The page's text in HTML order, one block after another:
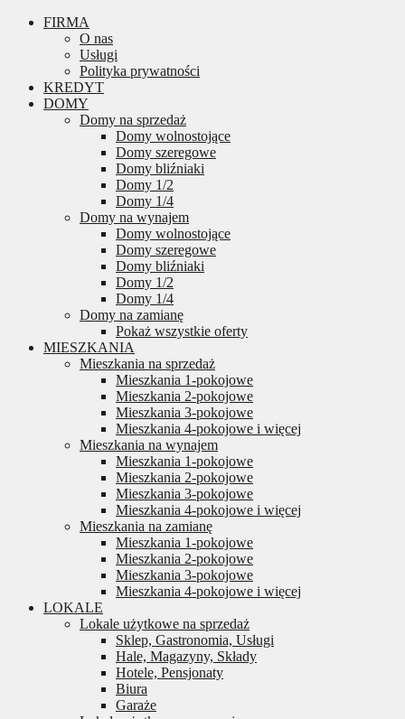
FIRMA
O nas
Usługi
Polityka prywatności
KREDYT
DOMY
Domy na sprzedaż
Domy wolnostojące
Domy szeregowe
Domy bliźniaki
Domy 1/2
Domy 1/4
Domy na wynajem
Domy wolnostojące
Domy szeregowe
Domy bliźniaki
Domy 1/2
Domy 1/4
Domy na zamianę
Pokaż wszystkie oferty
MIESZKANIA
Mieszkania na sprzedaż
Mieszkania 1-pokojowe
Mieszkania 2-pokojowe
Mieszkania 3-pokojowe
Mieszkania 4-pokojowe i więcej
Mieszkania na wynajem
Mieszkania 1-pokojowe
Mieszkania 2-pokojowe
Mieszkania 3-pokojowe
Mieszkania 4-pokojowe i więcej
Mieszkania na zamianę
Mieszkania 1-pokojowe
Mieszkania 2-pokojowe
Mieszkania 3-pokojowe
Mieszkania 4-pokojowe i więcej
LOKALE
Lokale użytkowe na sprzedaż
Sklep, Gastronomia, Usługi
Hale, Magazyny, Składy
Hotele, Pensjonaty
Biura
Garaże